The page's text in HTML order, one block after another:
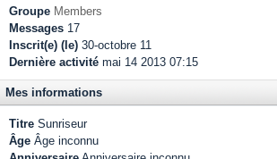
Groupe Members
Messages 17
Inscrit(e) (le) 30-octobre 11
Dernière activité mai 14 2013 07:15
Mes informations
Titre Sunriseur
Âge Âge inconnu